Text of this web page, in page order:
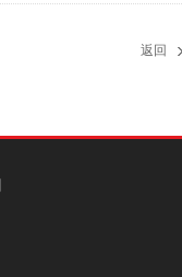
返回